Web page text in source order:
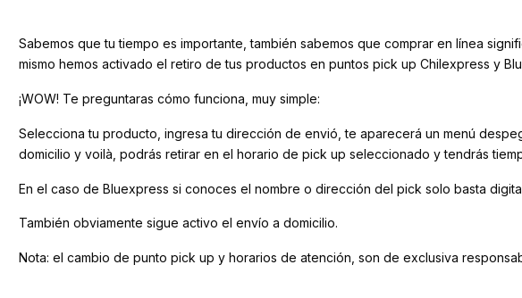
Sabemos que tu tiempo es importante, también sabemos que comprar en línea
mismo hemos activado el retiro de tus productos en puntos pick up Chilexpress y
¡WOW! Te preguntaras cómo funciona, muy simple:
Selecciona tu producto, ingresa tu dirección de envió, te aparecerá un menú
domicilio y voilà, podrás retirar en el horario de pick up seleccionado y tendrás
En el caso de Bluexpress si conoces el nombre o dirección del pick solo basta
También obviamente sigue activo el envío a domicilio.
Nota: el cambio de punto pick up y horarios de atención, son de exclusiva